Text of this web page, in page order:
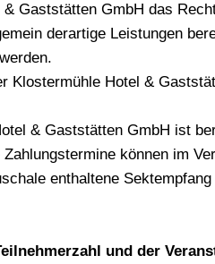
Gaststätten GmbH das
derartige Leistungen
Klostermühle Hotel &
& Gaststätten GmbH ist
können im
enthaltene
und der